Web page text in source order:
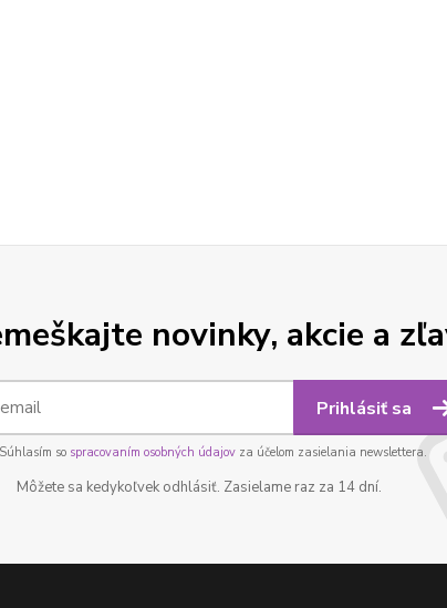
novinky, akcie a
Prihlásiť sa
Súhlasím so spracovaním osobných údajovza účelom zasielania newslettera.
Môžete sa kedykoľvek odhlásiť. Zasielame raz za 14 dní.